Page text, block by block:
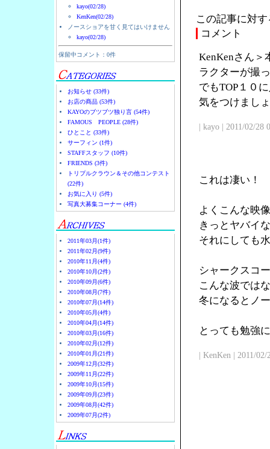
kayo(02/28)
KenKen(02/28)
ノースショアを甘く見てはいけません
kayo(02/28)
保留中コメント：0件
お知らせ (33件)
お店の商品 (53件)
KAYOのブツブツ独り言 (54件)
FAMOUS PEOPLE (28件)
ひとこと (33件)
サーフィン (1件)
STAFFスタッフ (10件)
FRIENDS (3件)
トリプルクラウン＆その他コンテスト
(22件)
お気に入り (5件)
写真大募集コーナー (4件)
2011年03月(1件)
2011年02月(9件)
2010年11月(4件)
2010年10月(2件)
2010年09月(6件)
2010年08月(7件)
2010年07月(14件)
2010年05月(4件)
2010年04月(14件)
2010年03月(16件)
2010年02月(12件)
2010年01月(21件)
2009年12月(32件)
2009年11月(22件)
2009年10月(15件)
2009年09月(23件)
2009年08月(42件)
2009年07月(2件)
この記事に対
コメント
KenKenさん＞
ラクターが撮
でもTOP１０
気をつけまし
| kayo | 2011/02/28
これは凄い！
よくこんな映
きっとヤバイ
それにしても
シャークスコ
こんな波では
冬になるとノ
とっても勉強
| KenKen | 2011/